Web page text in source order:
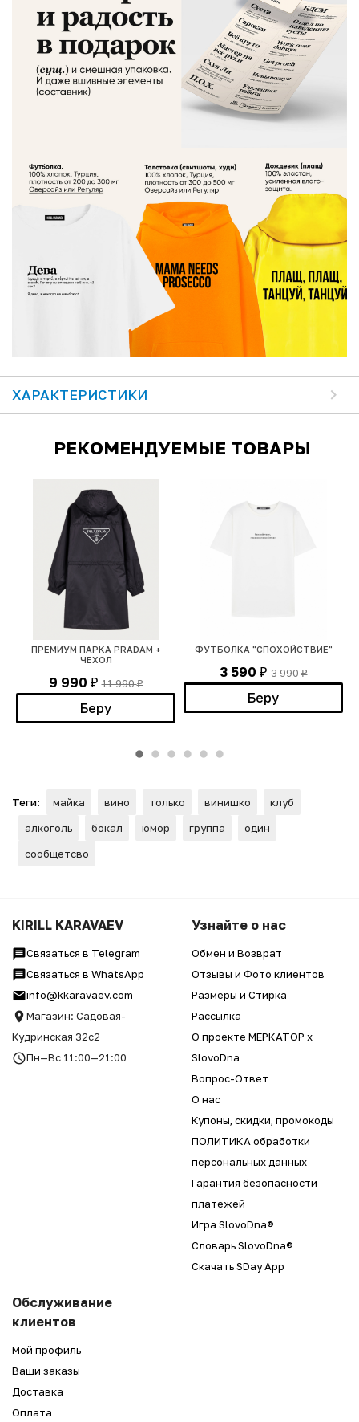
ХАРАКТЕРИСТИКИ
РЕКОМЕНДУЕМЫЕ ТОВАРЫ
ПРЕМИУМ ПАРКА PRADAM +
ЧЕХОЛ
9 990 ₽ 11 990₽
Беру
ФУТБОЛКА "СПОХОЙСТВИЕ"
3 590 ₽ 3 990₽
Беру
Теги: майка вино только винишко
клуб
алкоголь
бокал юмор группа
один
сообщетсво
KIRILL KARAVAEV
Связаться в Telegram
Связаться в WhatsApp
info@kkaravaev.com
Магазин: Садовая-
Кудринская 32с2
Пн—Вс 11:00—21:00
Узнайте о нас
Обмен и Возврат
Отзывы и Фото клиентов
Размеры и Стирка
Рассылка
О проекте МЕРКАТОР x
SlovoDna
Вопрос-Ответ
О нас
Купоны, скидки, промокоды
ПОЛИТИКА обработки
персональных данных
Гарантия безопасности
платежей
Игра SlovoDna®
Словарь SlovoDna®
Скачать SDay App
Обслуживание
клиентов
Мой профиль
Ваши заказы
Доставка
Оплата